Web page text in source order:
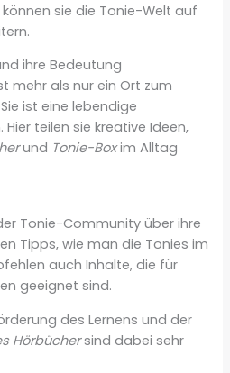
sie die Tonie-Welt auf
ihre Bedeutung
mehr als nur ein Ort zum
ist eine lebendige
teilen sie kreative Ideen,
und Tonie-Boxim Alltag
Tonie-Community über ihre
Tipps, wie man die Tonies im
auch Inhalte, die für
geeignet sind.
des Lernens und der
Hörbüchersind dabei sehr